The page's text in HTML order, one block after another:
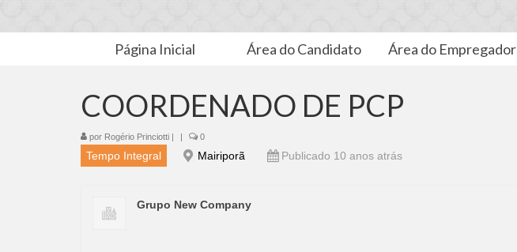
Página Inicial Área do Candidato Área do Empregador
COORDENADO DE PCP
por Rogério Princiotti | | 0
Tempo Integral Mairiporã Publicado 10 anos atrás
Grupo New Company